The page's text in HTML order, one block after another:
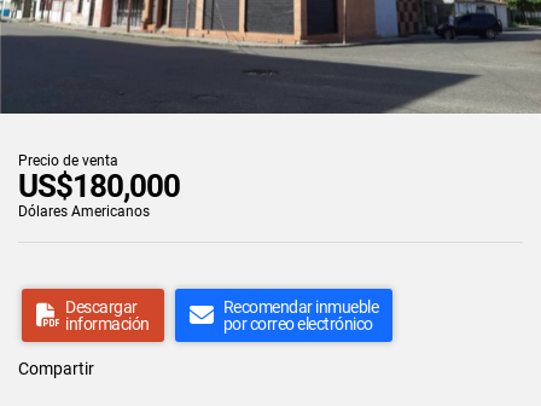
Precio de venta
US$180,000
Dólares Americanos
Descargar
información
Recomendar inmueble
por correo electrónico
Compartir